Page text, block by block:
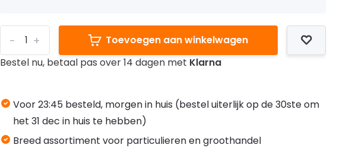
+
-
Toevoegen aan winkelwagen
Bestel nu, betaal pas over 14 dagen met Klarna
Voor 23:45 besteld, morgen in huis (bestel uiterlijk op de 30ste om
het 31 dec in huis te hebben)
Breed assortiment voor particulieren en groothandel